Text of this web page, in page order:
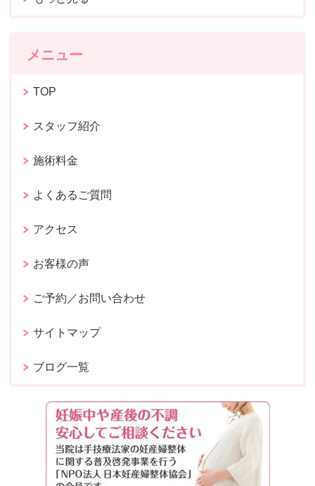
メニュー
TOP
スタッフ紹介
施術料金
よくあるご質問
アクセス
お客様の声
ご予約／お問い合わせ
サイトマップ
ブログ一覧